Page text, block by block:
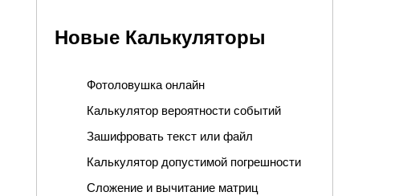
Новые Калькуляторы
Фотоловушка онлайн
Калькулятор вероятности событий
Зашифровать текст или файл
Калькулятор допустимой погрешности
Сложение и вычитание матриц